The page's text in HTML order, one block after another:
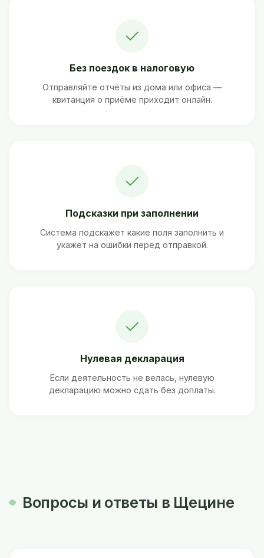
✓
Без поездок в налоговую
Отправляйте отчёты из дома или офиса —
квитанция о приёме приходит онлайн.
✓
Подсказки при заполнении
Система подскажет какие поля заполнить и
укажет на ошибки перед отправкой.
✓
Нулевая декларация
Если деятельность не велась, нулевую
декларацию можно сдать без доплаты.
Вопросы и ответы в Щецине